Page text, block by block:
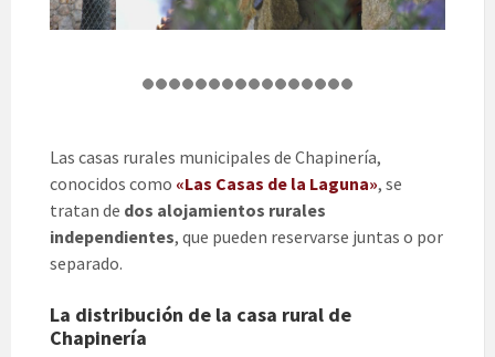
Las casas rurales municipales de Chapinería,
conocidos como «Las Casas de la Laguna», se
tratan de dos alojamientos rurales
independientes, que pueden reservarse juntas o por
separado.
La distribución de la casa rural de
Chapinería